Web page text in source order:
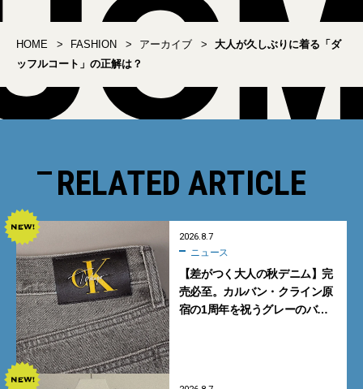
HOME FASHION アーカイブ
大人が久しぶりに着る「ダ
ッフルコート」の正解は？
RELATED ARTICLE
2026.8.7
ニュース
【差がつく大人の秋デニム】完
売必至。カルバン・クライン原
宿の1周年を祝うグレーのバ